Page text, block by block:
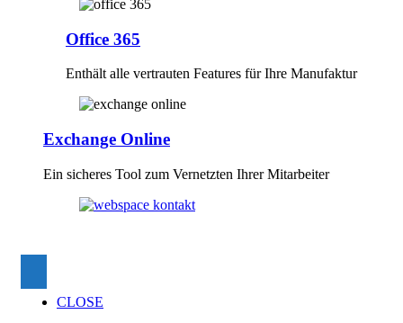
Office 365
Enthält alle vertrauten Features für Ihre Manufaktur
Exchange Online
Ein sicheres Tool zum Vernetzten Ihrer Mitarbeiter
CLOSE